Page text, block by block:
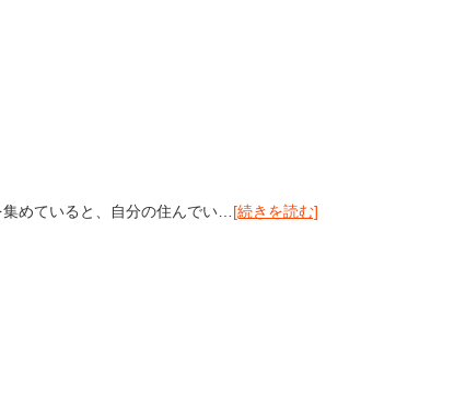
集めていると、自分の住んでい…[続きを読む]